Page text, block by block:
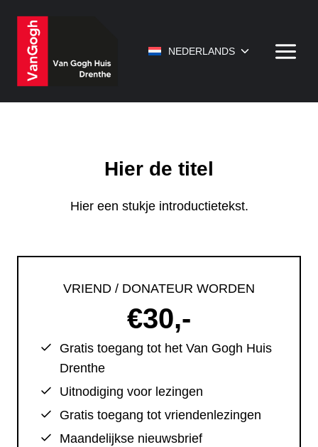
inhoud
NEDERLANDS Toggle
Hier de titel
Hier een stukje introductietekst.
VRIEND / DONATEUR WORDEN
€30,-
Gratis toegang tot het Van Gogh Huis
Drenthe
Uitnodiging voor lezingen
Gratis toegang tot vriendenlezingen
Maandelijkse nieuwsbrief